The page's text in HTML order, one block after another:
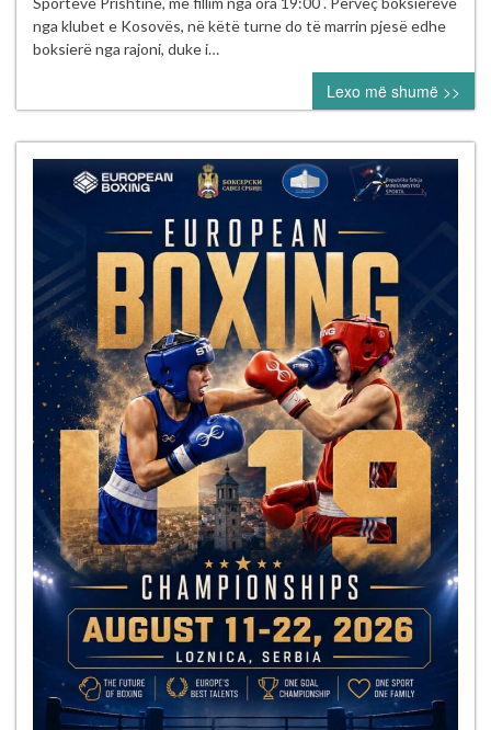
vazhdon
sipas
kalendarit
për
vitin
2026
nga klubet e Kosovës, në këtë turne do të marrin pjesë edhe
boksierë nga rajoni, duke i…
Lexo më shumë >>